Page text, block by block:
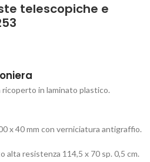
telescopiche e
in laminato plastico.
x 40 mm con verniciatura antigraffio.
resistenza 114,5 x 70 sp. 0,5 cm.